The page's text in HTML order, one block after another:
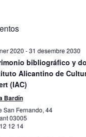
2020 -31 desembre 2030
bibliográfico y
Alicantino de
(IAC)
Bardín
San Fernando, 44
03005
12 14